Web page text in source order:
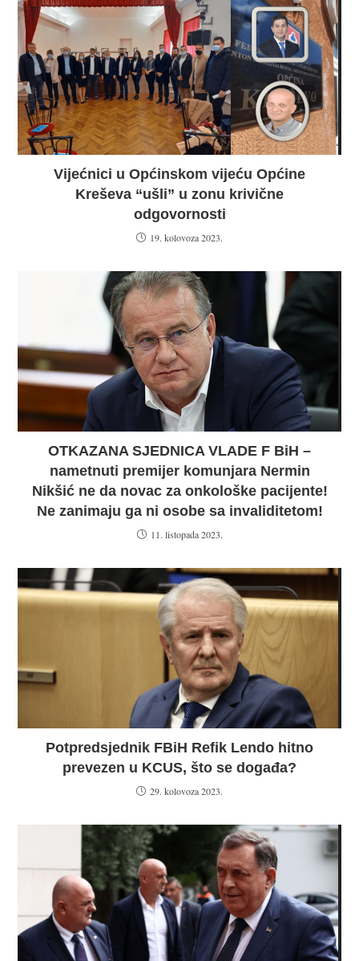
Vijećnici u Općinskom vijeću Općine
Kreševa “ušli” u zonu krivične
odgovornosti
19. kolovoza 2023.
OTKAZANA SJEDNICA VLADE F BiH –
nametnuti premijer komunjara Nermin
Nikšić ne da novac za onkološke pacijente!
Ne zanimaju ga ni osobe sa invaliditetom!
11. listopada 2023.
Potpredsjednik FBiH Refik Lendo hitno
prevezen u KCUS, što se događa?
29. kolovoza 2023.